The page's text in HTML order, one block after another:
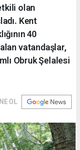
olan
Kent
40
vatandaşlar,
Obruk Şelalesi
OL